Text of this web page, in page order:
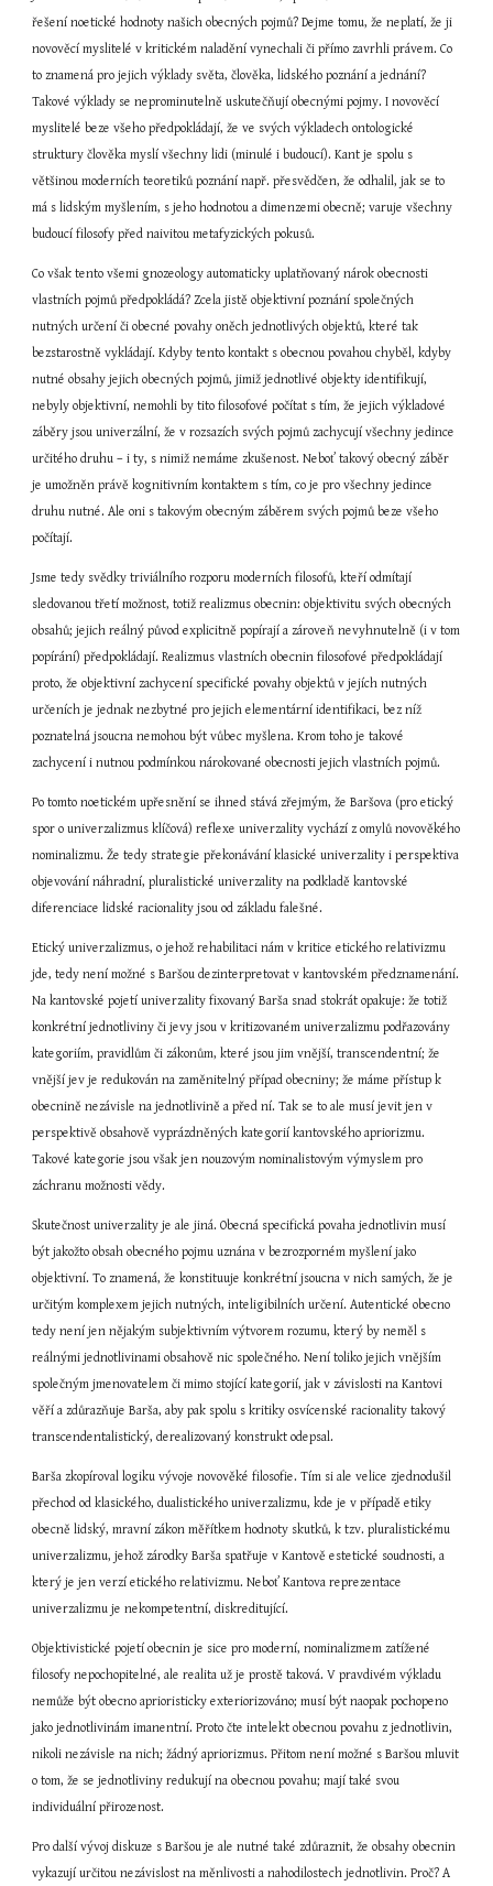
řešení noetické hodnoty našich obecných pojmů? Dejme tomu, že neplatí, že ji
novověcí myslitelé v kritickém naladění vynechali či přímo zavrhli právem. Co
to znamená pro jejich výklady světa, člověka, lidského poznání a jednání?
Takové výklady se neprominutelně uskutečňují obecnými pojmy. I novověcí
myslitelé beze všeho předpokládají, že ve svých výkladech ontologické
struktury člověka myslí všechny lidi (minulé i budoucí). Kant je spolu s
většinou moderních teoretiků poznání např. přesvědčen, že odhalil, jak se to
má s lidským myšlením, s jeho hodnotou a dimenzemi obecně; varuje všechny
budoucí filosofy před naivitou metafyzických pokusů.
Co však tento všemi gnozeology automaticky uplatňovaný nárok obecnosti
vlastních pojmů předpokládá? Zcela jistě objektivní poznání společných
nutných určení či obecné povahy oněch jednotlivých objektů, které tak
bezstarostně vykládají. Kdyby tento kontakt s obecnou povahou chyběl, kdyby
nutné obsahy jejich obecných pojmů, jimiž jednotlivé objekty identifikují,
nebyly objektivní, nemohli by tito filosofové počítat s tím, že jejich výkladové
záběry jsou univerzální, že v rozsazích svých pojmů zachycují všechny jedince
určitého druhu – i ty, s nimiž nemáme zkušenost. Neboť takový obecný záběr
je umožněn právě kognitivním kontaktem s tím, co je pro všechny jedince
druhu nutné. Ale oni s takovým obecným záběrem svých pojmů beze všeho
počítají.
Jsme tedy svědky triviálního rozporu moderních filosofů, kteří odmítají
sledovanou třetí možnost, totiž realizmus obecnin: objektivitu svých obecných
obsahů; jejich reálný původ explicitně popírají a zároveň nevyhnutelně (i v tom
popírání) předpokládají. Realizmus vlastních obecnin filosofové předpokládají
proto, že objektivní zachycení specifické povahy objektů v jejích nutných
určeních je jednak nezbytné pro jejich elementární identifikaci, bez níž
poznatelná jsoucna nemohou být vůbec myšlena. Krom toho je takové
zachycení i nutnou podmínkou nárokované obecnosti jejich vlastních pojmů.
Po tomto noetickém upřesnění se ihned stává zřejmým, že Baršova (pro etický
spor o univerzalizmus klíčová) reflexe univerzality vychází z omylů novověkého
nominalizmu. Že tedy strategie překonávání klasické univerzality i perspektiva
objevování náhradní, pluralistické univerzality na podkladě kantovské
diferenciace lidské racionality jsou od základu falešné.
Etický univerzalizmus, o jehož rehabilitaci nám v kritice etického relativizmu
jde, tedy není možné s Baršou dezinterpretovat v kantovském předznamenání.
Na kantovské pojetí univerzality fixovaný Barša snad stokrát opakuje: že totiž
konkrétní jednotliviny či jevy jsou v kritizovaném univerzalizmu podřazovány
kategoriím, pravidlům či zákonům, které jsou jim vnější, transcendentní; že
vnější jev je redukován na zaměnitelný případ obecniny; že máme přístup k
obecnině nezávisle na jednotlivině a před ní. Tak se to ale musí jevit jen v
perspektivě obsahově vyprázdněných kategorií kantovského apriorizmu.
Takové kategorie jsou však jen nouzovým nominalistovým výmyslem pro
záchranu možnosti vědy.
Skutečnost univerzality je ale jiná. Obecná specifická povaha jednotlivin musí
být jakožto obsah obecného pojmu uznána v bezrozporném myšlení jako
objektivní. To znamená, že konstituuje konkrétní jsoucna v nich samých, že je
určitým komplexem jejich nutných, inteligibilních určení. Autentické obecno
tedy není jen nějakým subjektivním výtvorem rozumu, který by neměl s
reálnými jednotlivinami obsahově nic společného. Není toliko jejich vnějším
společným jmenovatelem či mimo stojící kategorií, jak v závislosti na Kantovi
věří a zdůrazňuje Barša, aby pak spolu s kritiky osvícenské racionality takový
transcendentalistický, derealizovaný konstrukt odepsal.
Barša zkopíroval logiku vývoje novověké filosofie. Tím si ale velice zjednodušil
přechod od klasického, dualistického univerzalizmu, kde je v případě etiky
obecně lidský, mravní zákon měřítkem hodnoty skutků, k tzv. pluralistickému
univerzalizmu, jehož zárodky Barša spatřuje v Kantově estetické soudnosti, a
který je jen verzí etického relativizmu. Neboť Kantova reprezentace
univerzalizmu je nekompetentní, diskreditující.
Objektivistické pojetí obecnin je sice pro moderní, nominalizmem zatížené
filosofy nepochopitelné, ale realita už je prostě taková. V pravdivém výkladu
nemůže být obecno aprioristicky exteriorizováno; musí být naopak pochopeno
jako jednotlivinám imanentní. Proto čte intelekt obecnou povahu z jednotlivin,
nikoli nezávisle na nich; žádný apriorizmus. Přitom není možné s Baršou mluvit
o tom, že se jednotliviny redukují na obecnou povahu; mají také svou
individuální přirozenost.
Pro další vývoj diskuze s Baršou je ale nutné také zdůraznit, že obsahy obecnin
vykazují určitou nezávislost na měnlivosti a nahodilostech jednotlivin. Proč? A